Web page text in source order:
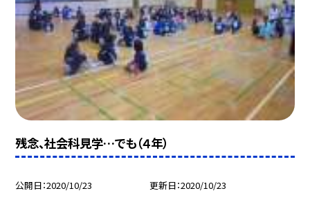
残念、社会科見学…でも（４年）
公開日 2020/10/23 更新日 2020/10/23